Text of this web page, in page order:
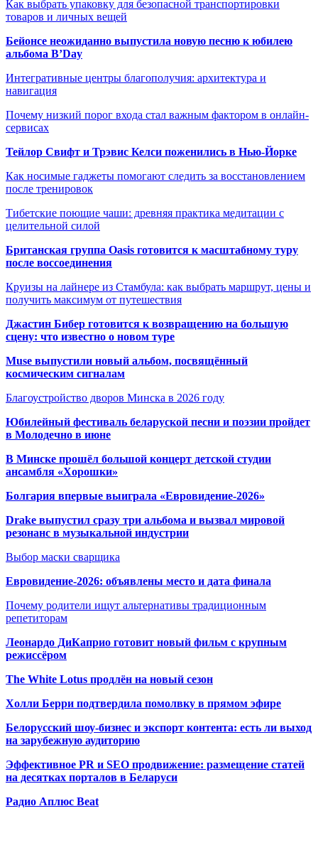
Как выбрать упаковку для безопасной транспортировки
товаров и личных вещей
Бейонсе неожиданно выпустила новую песню к юбилею
альбома B’Day
Интегративные центры благополучия: архитектура и
навигация
Почему низкий порог входа стал важным фактором в онлайн-
сервисах
Тейлор Свифт и Трэвис Келси поженились в Нью-Йорке
Как носимые гаджеты помогают следить за восстановлением
после тренировок
Тибетские поющие чаши: древняя практика медитации с
целительной силой
Британская группа Oasis готовится к масштабному туру
после воссоединения
Круизы на лайнере из Стамбула: как выбрать маршрут, цены и
получить максимум от путешествия
Джастин Бибер готовится к возвращению на большую
сцену: что известно о новом туре
Muse выпустили новый альбом, посвящённый
космическим сигналам
Благоустройство дворов Минска в 2026 году
Юбилейный фестиваль беларуской песни и поэзии пройдет
в Молодечно в июне
В Минске прошёл большой концерт детской студии
ансамбля «Хорошки»
Болгария впервые выиграла «Евровидение-2026»
Drake выпустил сразу три альбома и вызвал мировой
резонанс в музыкальной индустрии
Выбор маски сварщика
Евровидение-2026: объявлены место и дата финала
Почему родители ищут альтернативы традиционным
репетиторам
Леонардо ДиКаприо готовит новый фильм с крупным
режиссёром
The White Lotus продлён на новый сезон
Холли Берри подтвердила помолвку в прямом эфире
Белорусский шоу-бизнес и экспорт контента: есть ли выход
на зарубежную аудиторию
Эффективное PR и SEO продвижение: размещение статей
на десятках порталов в Беларуси
Радио Аплюс Beat